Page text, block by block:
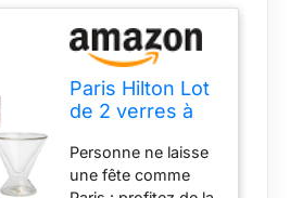
Paris Hilton Lot
de 2 verres à
transparents
Personne ne laisse
une fête comme